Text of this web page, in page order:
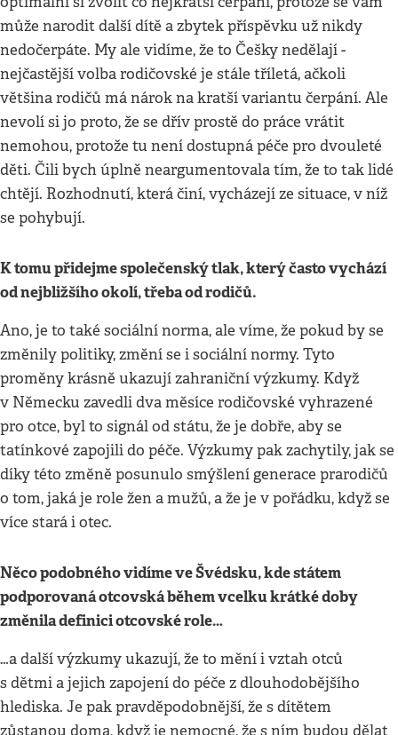
může narodit další dítě a zbytek příspěvku už nikdy
nedočerpáte. My ale vidíme, že to Češky nedělají -
nejčastější volba rodičovské je stále tříletá, ačkoli
většina rodičů má nárok na kratší variantu čerpání. Ale
nevolí si jo proto, že se dřív prostě do práce vrátit
nemohou, protože tu není dostupná péče pro dvouleté
děti. Čili bych úplně neargumentovala tím, že to tak lidé
chtějí. Rozhodnutí, která činí, vycházejí ze situace, v níž
se pohybují.
K tomu přidejme společenský tlak, který často vychází
od nejbližšího okolí, třeba od rodičů.
Ano, je to také sociální norma, ale víme, že pokud by se
změnily politiky, změní se i sociální normy. Tyto
proměny krásně ukazují zahraniční výzkumy. Když
v Německu zavedli dva měsíce rodičovské vyhrazené
pro otce, byl to signál od státu, že je dobře, aby se
tatínkové zapojili do péče. Výzkumy pak zachytily, jak se
díky této změně posunulo smýšlení generace prarodičů
o tom, jaká je role žen a mužů, a že je v pořádku, když se
více stará i otec.
Něco podobného vidíme ve Švédsku, kde státem
podporovaná otcovská během vcelku krátké doby
změnila definici otcovské role…
…a další výzkumy ukazují, že to mění i vztah otců
s dětmi a jejich zapojení do péče z dlouhodobějšího
hlediska. Je pak pravděpodobnější, že s dítětem
zůstanou doma, když je nemocné, že s ním budou dělat